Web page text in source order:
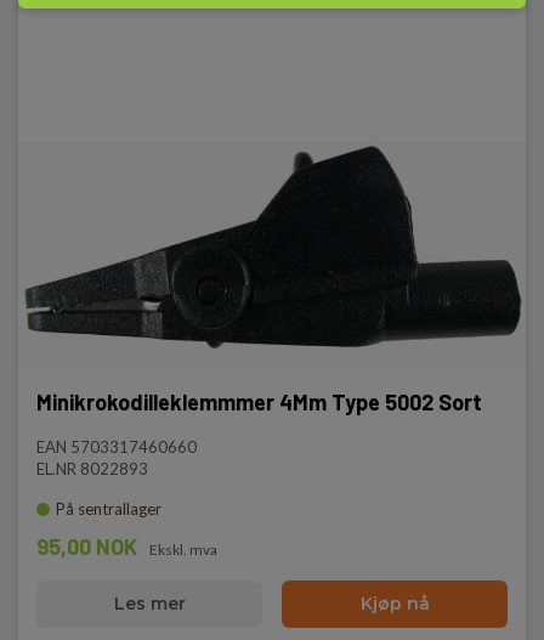
Minikrokodilleklemmmer 4Mm Type 5002 Sort
EAN 5703317460660
EL.NR 8022893
På sentrallager
95,00 NOK Ekskl. mva
Les mer Kjøp nå